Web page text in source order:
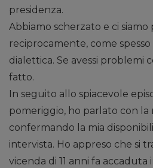
presidenza.
Abbiamo scherzato e ci siamo
reciprocamente, come
dialettica. Se avessi problemi
fatto.
In seguito allo spiacevole
pomeriggio, ho parlato con la
confermando la mia
intervista. Ho appreso che si
vicenda di 11 anni fa accaduta